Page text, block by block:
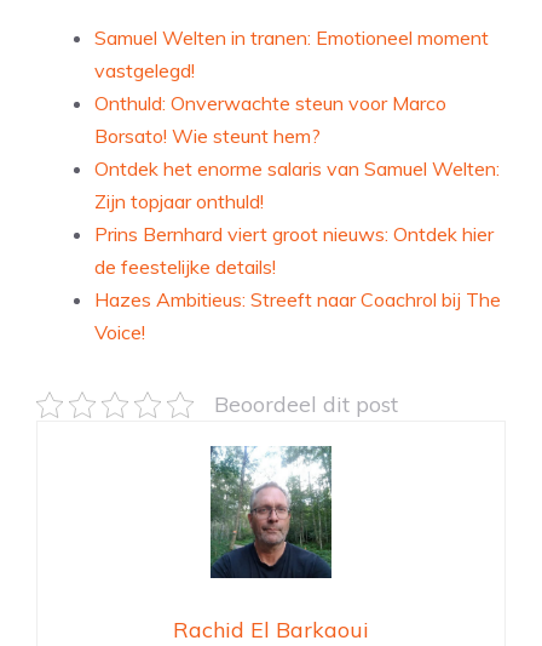
Samuel Welten in tranen: Emotioneel moment
vastgelegd!
Onthuld: Onverwachte steun voor Marco
Borsato! Wie steunt hem?
Ontdek het enorme salaris van Samuel Welten:
Zijn topjaar onthuld!
Prins Bernhard viert groot nieuws: Ontdek hier
de feestelijke details!
Hazes Ambitieus: Streeft naar Coachrol bij The
Voice!
Beoordeel dit post
Rachid El Barkaoui